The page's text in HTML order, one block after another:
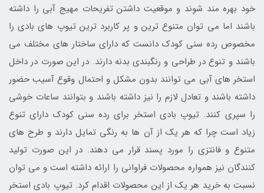
خود بهره مند شوند و موقعیت داشتن تفریحات مهیج آبی را داشته
باشند اما می توان متنوع ترین و پر کاربرد ترین تیوپ های بادی را
مخصوص رده سنی کودک دانست که دارای ساختار های مختلف می
باشند و تنوع در طراحی و رنگبندی بدنه دارند. در این صورت در داخل
استخر های آبی می توانند بدون مشکل و احتمال وقوع آسیب حضور
داشته باشند و تعادل لازم را نیز داشته باشند و بتوانند ساعات خوشی
را سپری کنند. تیوپ بادی استخر برای رده سنی کودک دارای تنوع
زیاد است چرا که هر یک از آن ها به رنگی تمایل دارند و طرح های
متنوع و فانتزی را مورد پسند قرار می دهند. در این صورت تولید
کنندگان نیز همواره محصولات فراوانی را ارائه داشته است و می توان
نسبت به خرید هر یک از این محصولات اقدام کرد. تیوپ بادی استخر